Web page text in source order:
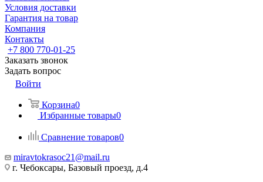
Условия доставки
Гарантия на товар
Компания
Контакты
+7 800 770-01-25
Заказать звонок
Задать вопрос
Войти
Корзина0
Избранные товары0
Сравнение товаров0
miravtokrasoc21@mail.ru
г. Чебоксары, Базовый проезд, д.4